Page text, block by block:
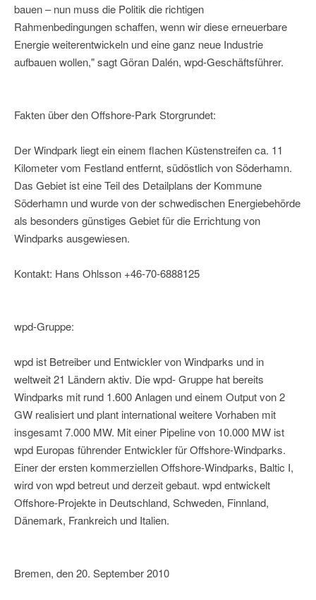
bauen – nun muss die Politik die richtigen
Rahmenbedingungen schaffen, wenn wir diese erneuerbare
Energie weiterentwickeln und eine ganz neue Industrie
aufbauen wollen," sagt Göran Dalén, wpd-Geschäftsführer.
Fakten über den Offshore-Park Storgrundet:
Der Windpark liegt ein einem flachen Küstenstreifen ca. 11
Kilometer vom Festland entfernt, südöstlich von Söderhamn.
Das Gebiet ist eine Teil des Detailplans der Kommune
Söderhamn und wurde von der schwedischen Energiebehörde
als besonders günstiges Gebiet für die Errichtung von
Windparks ausgewiesen.
Kontakt: Hans Ohlsson +46-70-6888125
wpd-Gruppe:
wpd ist Betreiber und Entwickler von Windparks und in
weltweit 21 Ländern aktiv. Die wpd- Gruppe hat bereits
Windparks mit rund 1.600 Anlagen und einem Output von 2
GW realisiert und plant international weitere Vorhaben mit
insgesamt 7.000 MW. Mit einer Pipeline von 10.000 MW ist
wpd Europas führender Entwickler für Offshore-Windparks.
Einer der ersten kommerziellen Offshore-Windparks, Baltic I,
wird von wpd betreut und derzeit gebaut. wpd entwickelt
Offshore-Projekte in Deutschland, Schweden, Finnland,
Dänemark, Frankreich und Italien.
Bremen, den 20. September 2010